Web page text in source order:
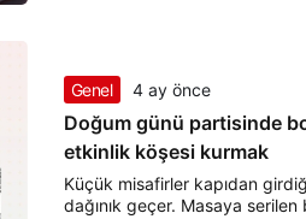
Genel 4 ay önce
Doğum günü partisinde
etkinlik köşesi kurmak
Küçük misafirler kapıdan
dağınık geçer. Masaya